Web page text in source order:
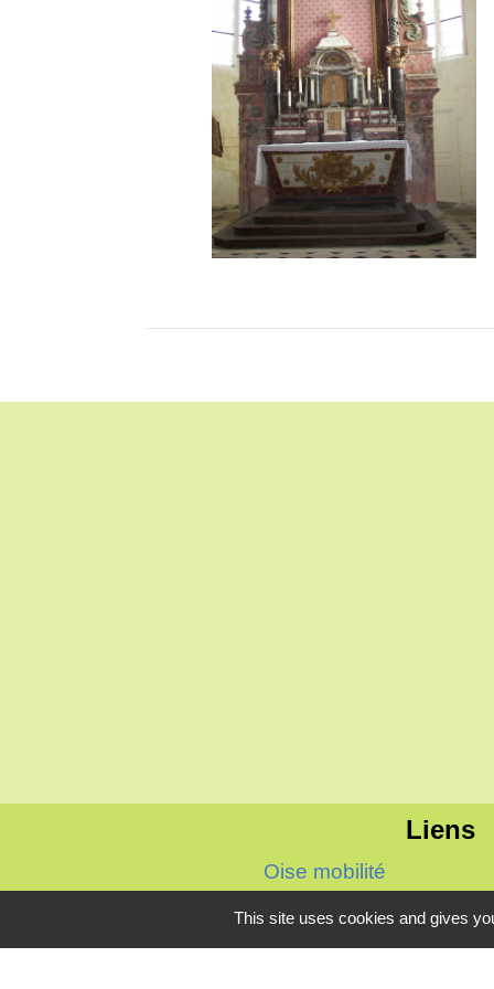
Liens
Oise mobilité
Villes & villages fleuris
This site uses cookies and gives